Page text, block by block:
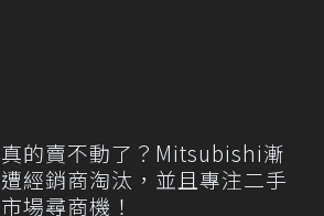
真的賣不動了？Mitsubishi漸
遭經銷商淘汰，並且專注二手
市場尋商機！